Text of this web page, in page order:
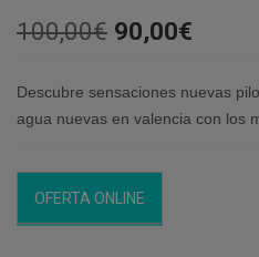
100,00€ El
original
era:
90,00€
actual
es:
Descubre sensaciones nuevas
agua nuevas en valencia con los
OFERTA ONLINE